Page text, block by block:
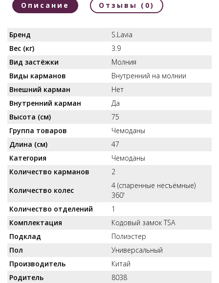
Описание Отзывы (0)
Бренд
S.Lavia
Вес (кг)
3.9
Вид застёжки
Молния
Виды карманов
Внутренний на молнии
Внешний карман
Нет
Внутренний карман
Да
Высота (см)
75
Группа товаров
Чемоданы
Длина (см)
47
Категория
Чемоданы
Количество карманов
2
Количество колес
4 (спаренные несъёмные)
360'
Количество отделений
1
Комплектация
Кодовый замок TSA
Подклад
Полиэстер
Пол
Универсальный
Производитель
Китай
Родитель
8038